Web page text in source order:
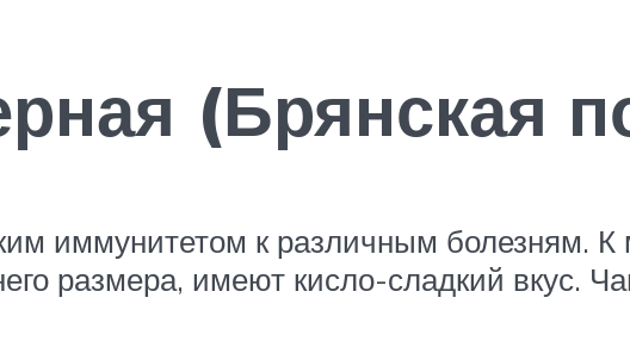
(Брянская
иммунитетом к различным болезням.
размера, имеют кисло-сладкий вкус.